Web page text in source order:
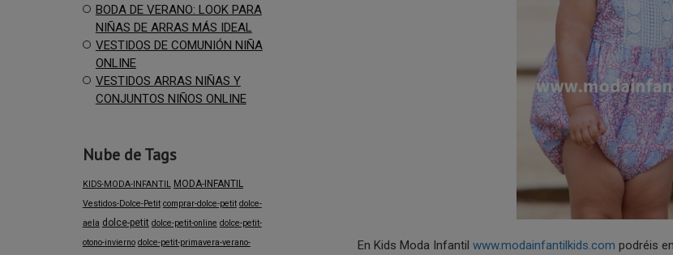
BODA DE VERANO: LOOK PARA
NIÑAS DE ARRAS MÁS IDEAL
VESTIDOS DE COMUNIÓN NIÑA
ONLINE
VESTIDOS ARRAS NIÑAS Y
CONJUNTOS NIÑOS ONLINE
Nube de Tags
KIDS-MODA-INFANTIL MODA-INFANTIL
Vestidos-Dolce-Petit comprar-dolce-petit dolce-
aela dolce-petit dolce-petit-online dolce-petit-
otono-invierno dolce-petit-primavera-verano-
En Kids Moda Infantil www.modainfantilkids.com podréis